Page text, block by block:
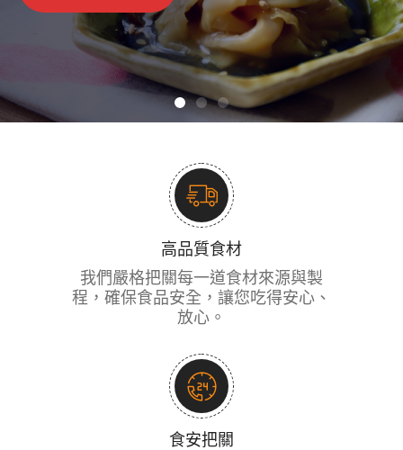
高品質食材
我們嚴格把關每一道食材來源與製
程，確保食品安全，讓您吃得安心、
放心。
食安把關